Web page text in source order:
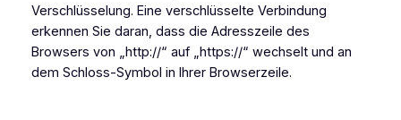
Verschlüsselung. Eine verschlüsselte Verbindung
erkennen Sie daran, dass die Adresszeile des
Browsers von „http://“ auf „https://“ wechselt und an
dem Schloss-Symbol in Ihrer Browserzeile.